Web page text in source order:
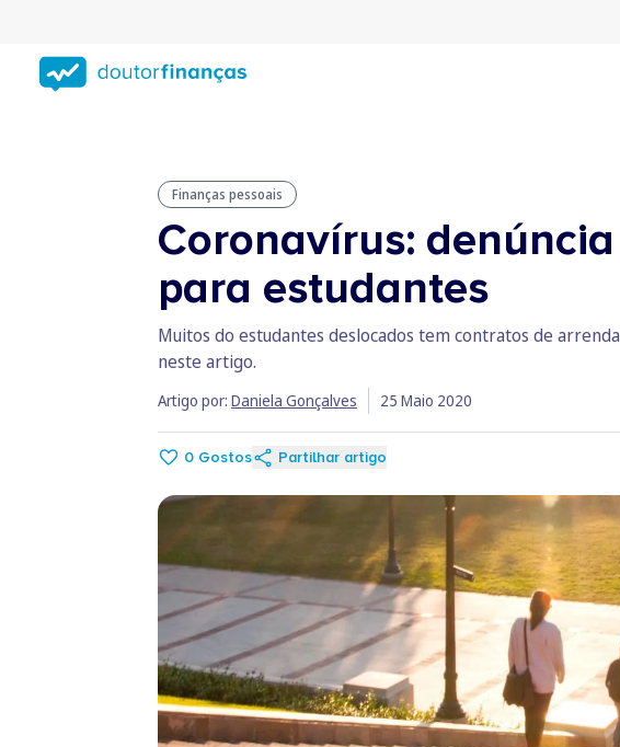
conteúdo
principal
Finanças pessoais
Coronavírus:
para estudantes
Muitos do estudantes deslocados tem contratos de
neste artigo.
Artigo por: Daniela Gonçalves 25 Maio 2020
0 Gostos Partilhar artigo